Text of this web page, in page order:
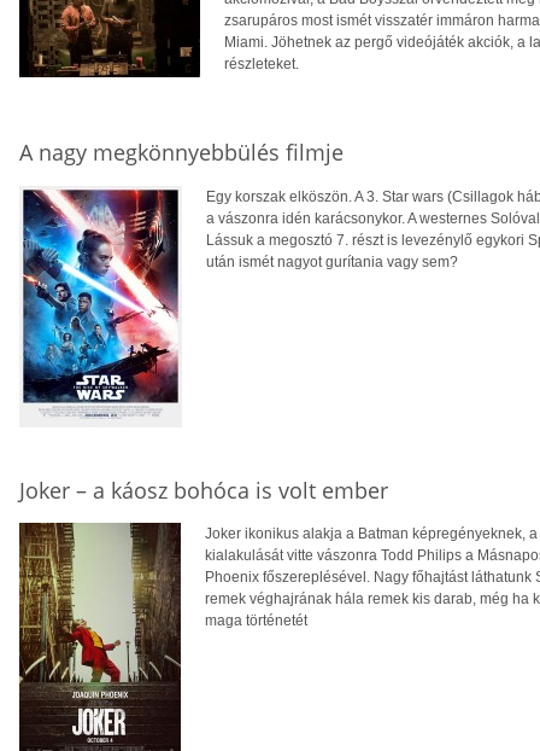
zsarupáros most ismét visszatér immáron
Miami. Jöhetnek az pergő videójáték akciók, a
részleteket.
A nagy megkönnyebbülés filmje
Egy korszak elköszön. A 3. Star wars (Csillagok
a vászonra idén karácsonykor. A westernes
Lássuk a megosztó 7. részt is levezénylő egykori
után ismét nagyot gurítania vagy sem?
Joker – a káosz bohóca is volt ember
Joker ikonikus alakja a Batman képregényeknek,
kialakulását vitte vászonra Todd Philips a
Phoenix főszereplésével. Nagy főhajtást
remek véghajrának hála remek kis darab, még ha
maga történetét